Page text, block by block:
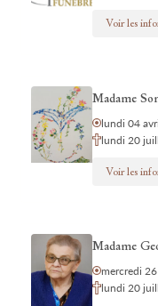
Voir les
Madame
lundi 04
lundi 20
Voir les
Madame
mercredi
lundi 20